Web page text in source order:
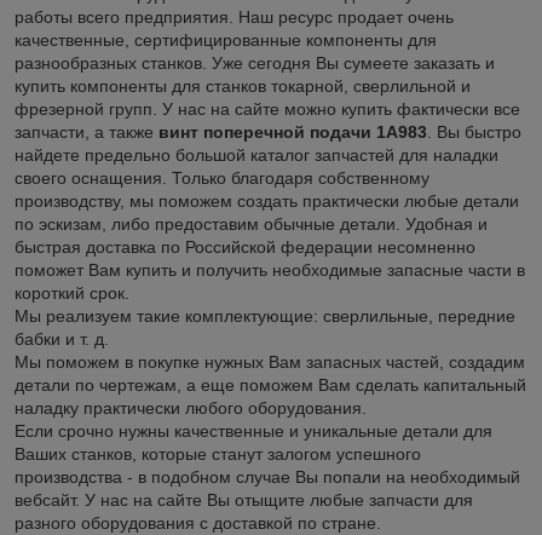
работы всего предприятия. Наш ресурс продает очень
качественные, сертифицированные компоненты для
разнообразных станков. Уже сегодня Вы сумеете заказать и
купить компоненты для станков токарной, сверлильной и
фрезерной групп. У нас на сайте можно купить фактически все
запчасти, а также винт поперечной подачи 1А983. Вы быстро
найдете предельно большой каталог запчастей для наладки
своего оснащения. Только благодаря собственному
производству, мы поможем создать практически любые детали
по эскизам, либо предоставим обычные детали. Удобная и
быстрая доставка по Российской федерации несомненно
поможет Вам купить и получить необходимые запасные части в
короткий срок.
Мы реализуем такие комплектующие: сверлильные, передние
бабки и т. д.
Мы поможем в покупке нужных Вам запасных частей, создадим
детали по чертежам, а еще поможем Вам сделать капитальный
наладку практически любого оборудования.
Если срочно нужны качественные и уникальные детали для
Ваших станков, которые станут залогом успешного
производства - в подобном случае Вы попали на необходимый
вебсайт. У нас на сайте Вы отыщите любые запчасти для
разного оборудования с доставкой по стране.